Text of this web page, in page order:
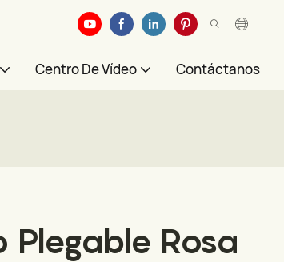
Centro De Vídeo Contáctanos
Plegable Rosa